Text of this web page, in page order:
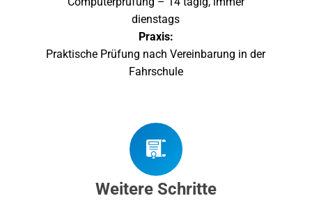
dienstags
Praxis:
Praktische Prüfung nach Vereinbarung in der
Fahrschule
Weitere Schritte